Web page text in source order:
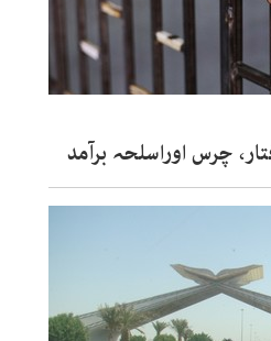
چرس اوراسلحہ برآمد